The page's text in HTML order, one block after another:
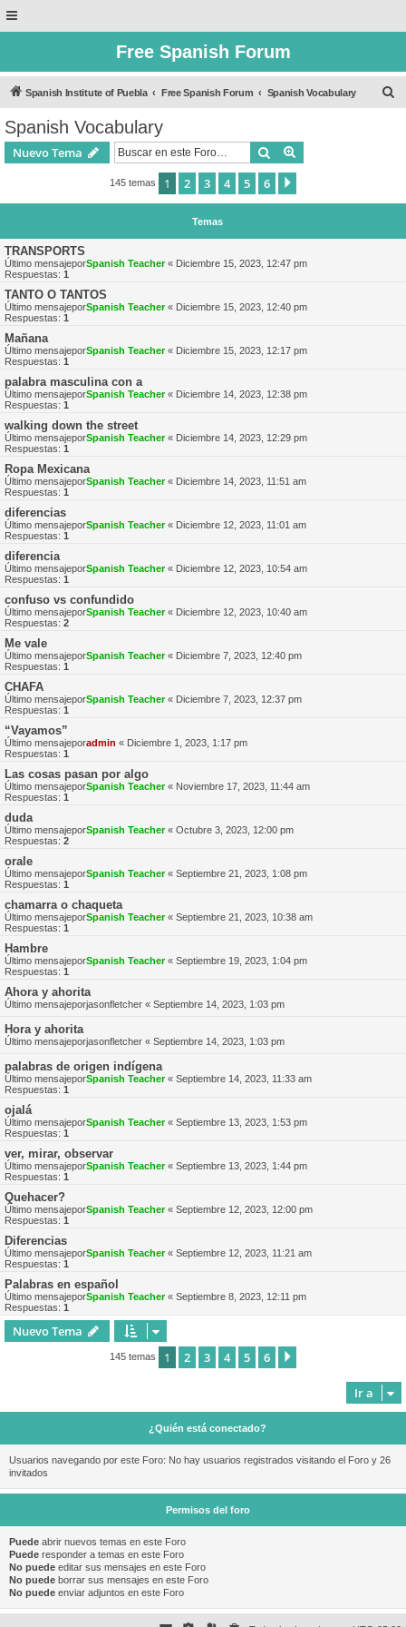
Free Spanish Forum
Spanish Institute of Puebla Free Spanish Forum Spanish Vocabulary
Spanish Vocabulary
Nuevo Tema Buscar
145 temas 1 2 3 4 5 6
Temas
TRANSPORTS
Último mensajeporSpanish Teacher« Diciembre 15, 2023, 12:47 pm
Respuestas: 1
TANTO O TANTOS
Último mensajeporSpanish Teacher« Diciembre 15, 2023, 12:40 pm
Respuestas: 1
Mañana
Último mensajeporSpanish Teacher« Diciembre 15, 2023, 12:17 pm
Respuestas: 1
palabra masculina con a
Último mensajeporSpanish Teacher« Diciembre 14, 2023, 12:38 pm
Respuestas: 1
walking down the street
Último mensajeporSpanish Teacher« Diciembre 14, 2023, 12:29 pm
Respuestas: 1
Ropa Mexicana
Último mensajeporSpanish Teacher« Diciembre 14, 2023, 11:51 am
Respuestas: 1
diferencias
Último mensajeporSpanish Teacher« Diciembre 12, 2023, 11:01 am
Respuestas: 1
diferencia
Último mensajeporSpanish Teacher« Diciembre 12, 2023, 10:54 am
Respuestas: 1
confuso vs confundido
Último mensajeporSpanish Teacher« Diciembre 12, 2023, 10:40 am
Respuestas: 2
Me vale
Último mensajeporSpanish Teacher« Diciembre 7, 2023, 12:40 pm
Respuestas: 1
CHAFA
Último mensajeporSpanish Teacher« Diciembre 7, 2023, 12:37 pm
Respuestas: 1
“Vayamos”
Último mensajeporadmin « Diciembre 1, 2023, 1:17 pm
Respuestas: 1
Las cosas pasan por algo
Último mensajeporSpanish Teacher« Noviembre 17, 2023, 11:44 am
Respuestas: 1
duda
Último mensajeporSpanish Teacher« Octubre 3, 2023, 12:00 pm
Respuestas: 2
orale
Último mensajeporSpanish Teacher« Septiembre 21, 2023, 1:08 pm
Respuestas: 1
chamarra o chaqueta
Último mensajeporSpanish Teacher« Septiembre 21, 2023, 10:38 am
Respuestas: 1
Hambre
Último mensajeporSpanish Teacher« Septiembre 19, 2023, 1:04 pm
Respuestas: 1
Ahora y ahorita
Último mensajeporjasonfletcher « Septiembre 14, 2023, 1:03 pm
Hora y ahorita
Último mensajeporjasonfletcher « Septiembre 14, 2023, 1:03 pm
palabras de origen indígena
Último mensajeporSpanish Teacher« Septiembre 14, 2023, 11:33 am
Respuestas: 1
ojalá
Último mensajeporSpanish Teacher« Septiembre 13, 2023, 1:53 pm
Respuestas: 1
ver, mirar, observar
Último mensajeporSpanish Teacher« Septiembre 13, 2023, 1:44 pm
Respuestas: 1
Quehacer?
Último mensajeporSpanish Teacher« Septiembre 12, 2023, 12:00 pm
Respuestas: 1
Diferencias
Último mensajeporSpanish Teacher« Septiembre 12, 2023, 11:21 am
Respuestas: 1
Palabras en español
Último mensajeporSpanish Teacher« Septiembre 8, 2023, 12:11 pm
Respuestas: 1
Nuevo Tema
145 temas 1 2 3 4 5 6
Ir a
¿Quién está conectado?
Usuarios navegando por este Foro: No hay usuarios registrados visitando el Foro y 26
invitados
Permisos del foro
Puede abrir nuevos temas en este Foro
Puede responder a temas en este Foro
No puede editar sus mensajes en este Foro
No puede borrar sus mensajes en este Foro
No puede enviar adjuntos en este Foro